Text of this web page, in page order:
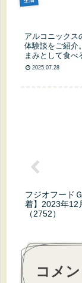
アルコニックス
体験談をご紹介
まみとして食べ
主優待の魅力と
2025.07.28
フジオフード
着】2023年12
（2752）
コメン